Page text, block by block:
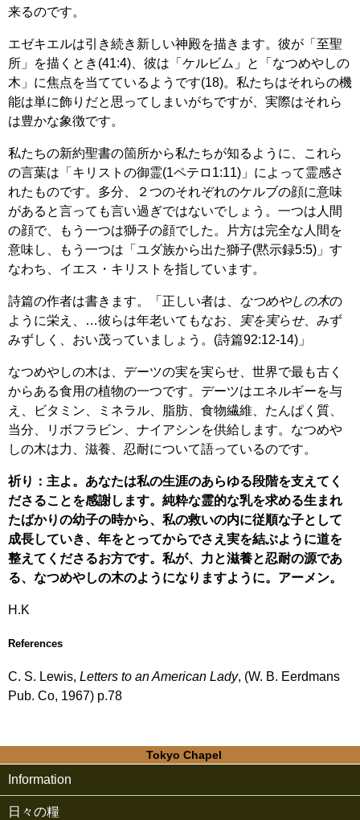
来るのです。
エゼキエルは引き続き新しい神殿を描きます。彼が「至聖
所」を描くとき(41:4)、彼は「ケルビム」と「なつめやしの
木」に焦点を当てているようです(18)。私たちはそれらの機
能は単に飾りだと思ってしまいがちですが、実際はそれら
は豊かな象徴です。
私たちの新約聖書の箇所から私たちが知るように、これら
の言葉は「キリストの御霊(1ペテロ1:11)」によって霊感さ
れたものです。多分、２つのそれぞれのケルブの顔に意味
があると言っても言い過ぎではないでしょう。一つは人間
の顔で、もう一つは獅子の顔でした。片方は完全な人間を
意味し、もう一つは「ユダ族から出た獅子(黙示録5:5)」す
なわち、イエス・キリストを指しています。
詩篇の作者は書きます。「正しい者は、 なつめやしの木の
ように栄え、…彼らは年老いてもなお、
実を実らせ、みず
みずしく、おい茂っていましょう。(詩篇92:12-14)」
なつめやしの木は、デーツの実を実らせ、世界で最も古く
からある食用の植物の一つです。デーツはエネルギーを与
え、ビタミン、ミネラル、脂肪、食物繊維、たんぱく質、
当分、リボフラビン、ナイアシンを供給します。なつめや
しの木は力、滋養、忍耐について語っているのです。
祈り：主よ。あなたは私の生涯のあらゆる段階を支えてく
ださることを感謝します。純粋な霊的な乳を求める生まれ
たばかりの幼子の時から、私の救いの内に従順な子として
成長していき、年をとってからでさえ実を結ぶように道を
整えてくださるお方です。私が、力と滋養と忍耐の源であ
る、なつめやしの木のようになりますように。アーメン。
H.K
References
C. S. Lewis, Letters to an American Lady, (W. B. Eerdmans
Pub. Co, 1967) p.78
Tokyo Chapel
Information
日々の糧